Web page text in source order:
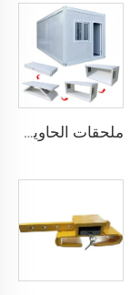
ملحقات الحاوية المصنوعة في الصين مستقرة وجودتها عالية، منزل حاوية قابل للطي مسبقاً